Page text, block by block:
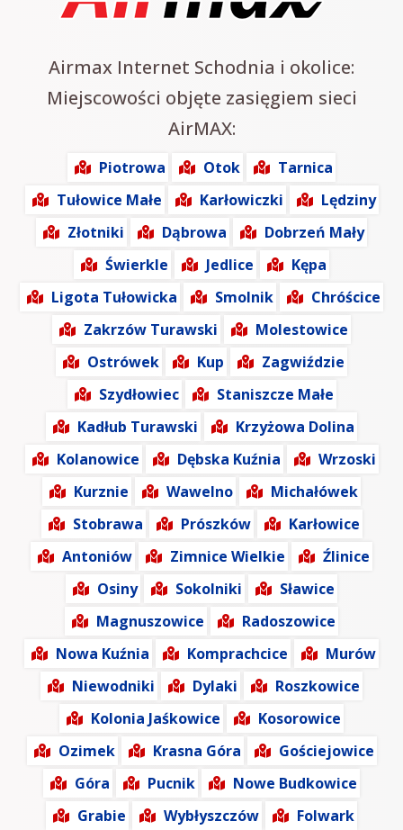
Airmax Internet Schodnia i okolice:
Miejscowości objęte zasięgiem sieci
AirMAX:
Piotrowa Otok
Tarnica
Tułowice Małe
Karłowiczki
Lędziny
Złotniki
Dąbrowa
Dobrzeń Mały
Świerkle
Jedlice
Kępa
Ligota Tułowicka
Smolnik
Chróścice
Zakrzów Turawski
Molestowice
Ostrówek
Kup
Zagwiździe
Szydłowiec
Staniszcze Małe
Kadłub Turawski
Krzyżowa Dolina
Kolanowice
Dębska Kuźnia
Wrzoski
Kurznie
Wawelno
Michałówek
Stobrawa
Prószków
Karłowice
Antoniów
Zimnice Wielkie
Źlinice
Osiny
Sokolniki
Sławice
Magnuszowice
Radoszowice
Nowa Kuźnia
Komprachcice
Murów
Niewodniki
Dylaki
Roszkowice
Kolonia Jaśkowice
Kosorowice
Ozimek
Krasna Góra
Gościejowice
Góra
Pucnik
Nowe Budkowice
Grabie
Wybłyszczów
Folwark